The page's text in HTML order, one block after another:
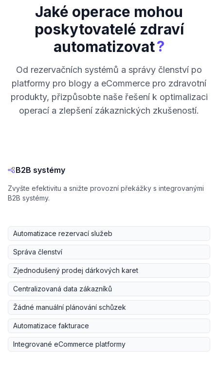
Jaké operace mohou
poskytovatelé zdraví
automatizovat?
Od rezervačních systémů a správy členství po
platformy pro blogy a eCommerce pro zdravotní
produkty, přizpůsobte naše řešení k optimalizaci
operací a zlepšení zákaznických zkušeností.
B2B systémy
Zvyšte efektivitu a snižte provozní překážky s integrovanými
B2B systémy.
Automatizace rezervací služeb
Správa členství
Zjednodušený prodej dárkových karet
Centralizovaná data zákazníků
Žádné manuální plánování schůzek
Automatizace fakturace
Integrované eCommerce platformy